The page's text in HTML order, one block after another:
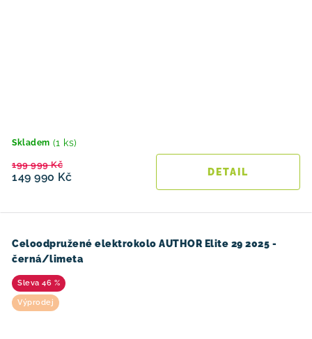
Skladem (1 ks)
149 990 Kč
199 999 Kč
Celoodpružené elektrokolo AUTHOR Elite 29 2025 -
černá/limeta
46 %
Výprodej